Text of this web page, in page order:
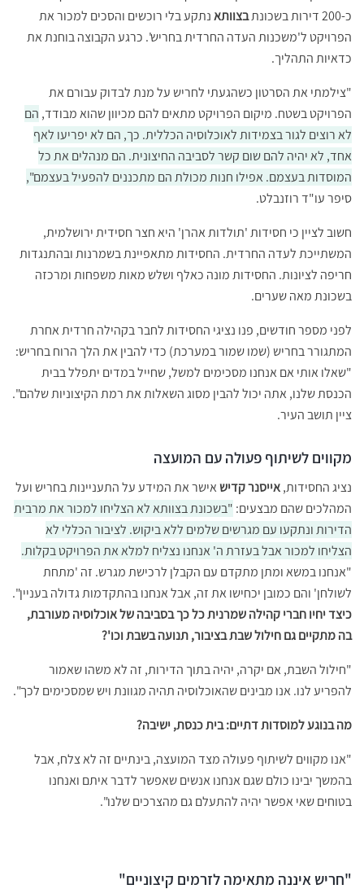
כ-200 דירות בשכונת
בצוותאנתקע בלי רוכשים והסכים למכור את
הפרויקט ל'משכנות העדה החרדית בחריש'. כרגע הקבוצה בוחנת את
כדאיות התהליך.
"צילמתי את הסרטון כשהגעתי לחריש על מנת לבדוק עבורם את
הפרויקט בשטח. מיקום הפרויקט מתאים להם מכיוון שהוא מבודד, הם
לא רוצים לגור בצמידות לאוכלוסיה הכללית. כך, הם לא יפריעו לאף
אחד, לא יהיה להם שום קשר לסביבה החיצונית. הם מנהלים את כל
המוסדות בעצמם. אפילו חנות מכולת הם מתכננים להפעיל בעצמם",
סיפר עו"ד רוזנבלט.
חשוב לציין כי חסידות 'תולדות אהרן' היא חצר חסידית ירושלמית,
המשתייכת לעדה החרדית. החסידות מתאפיינת בשמרנות ובהתנגדות
חריפה לציונות. החסידות מונה כאלף ושלש מאות משפחות ומרכזה
בשכונת מאה שערים.
לפני מספר חודשים, פנו נציגי החסידות לחבר בקהילה חרדית אחרת
המתגורר בחריש (שמו שמור במערכת) כדי להבין את הלך הרוח בחריש:
"שאלו אותי אם אנחנו מסכימים למשל, שחייל במדים יתפלל בבית
הכנסת שלנו, אתה יכול להבין מסוג השאלות את רמת הקיצוניות שלהם".
ציין תושב העיר.
מקווים לשיתוף פעולה עם המועצה
נציג החסידות,אייסנר קדישאישר את המידע על התעניינות בחריש ועל
המהלכים שהם מבצעים: "בשכונת בצוותא לא הצליחו למכור את מרבית
הדירות ונתקעו עם מגרשים שלמים ללא ביקוש. לציבור הכללי לא
הצליחו למכור אבל בעזרת ה' אנחנו נצליח למלא את הפרויקט בקלות.
"אנחנו במשא ומתן מתקדם עם הקבלן לרכישת מגרש. זה 'מתחת
לשולחן' והם כמובן יכחישו את זה, אבל אנחנו בהתקדמות גדולה בעניין".
כיצד יחיו חברי קהילה שמרנית כל כך בסביבה של אוכלוסיה מעורבת,
בה מתקיים גם חילול שבת בציבור, תנועה בשבת וכו'?
"חילול השבת, אם יקרה, יהיה בתוך הדירות, זה לא משהו שאמור
להפריע לנו. אנו מבינים שהאוכלוסיה תהיה מגוונת ויש שמסכימים לכך".
מה בנוגע למוסדות דתיים: בית כנסת, ישיבה?
"אנו מקווים לשיתוף פעולה מצד המועצה, בינתיים זה לא צלח, אבל
בהמשך יבינו כולם שגם אנחנו אנשים שאפשר לדבר איתם ואנחנו
בטוחים שאי אפשר יהיה להתעלם גם מהצרכים שלנו".
"חריש איננה מתאימה לזרמים קיצוניים"